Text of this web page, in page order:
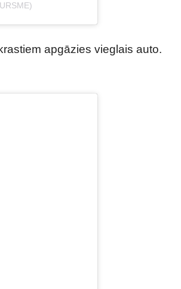
apgāzies vieglais auto.